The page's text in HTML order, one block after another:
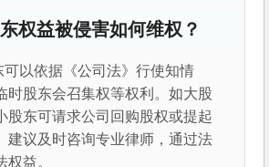
权益被侵害如何维权？
可以依据《公司法》行使知情
时股东会召集权等权利。如大股
股东可请求公司回购股权或提起
建议及时咨询专业律师，通过法
益。